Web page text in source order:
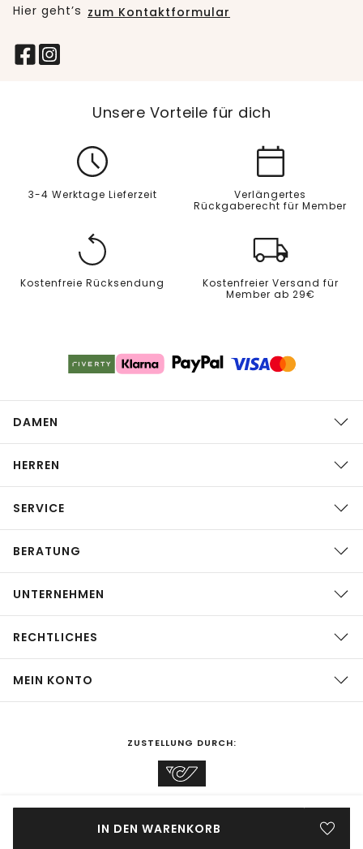
IN DEN WARENKORB
Hier geht’s zum Kontaktformular
Unsere Vorteile für dich
3-4 Werktage Lieferzeit
Verlängertes
Rückgaberecht für Member
Kostenfreie Rücksendung
Kostenfreier Versand für
Member ab 29€
DAMEN
HERREN
SERVICE
BERATUNG
UNTERNEHMEN
RECHTLICHES
MEIN KONTO
ZUSTELLUNG DURCH: